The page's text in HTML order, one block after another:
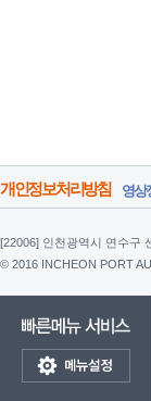
개인정보처리방침 영상
[22006] 인천광역시 연수구
© 2016 INCHEON PORT